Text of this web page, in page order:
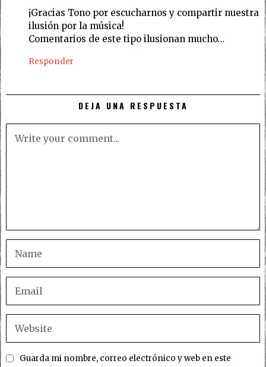
¡Gracias Tono por escucharnos y compartir nuestra
ilusión por la música!
Comentarios de este tipo ilusionan mucho…
Responder
DEJA UNA RESPUESTA
Guarda mi nombre, correo electrónico y web en este